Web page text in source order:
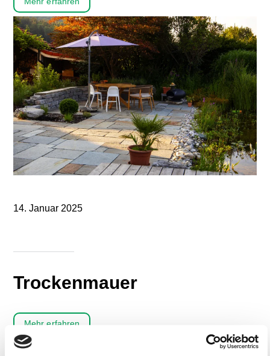
14. Januar 2025
Trockenmauer
Mehr erfahren